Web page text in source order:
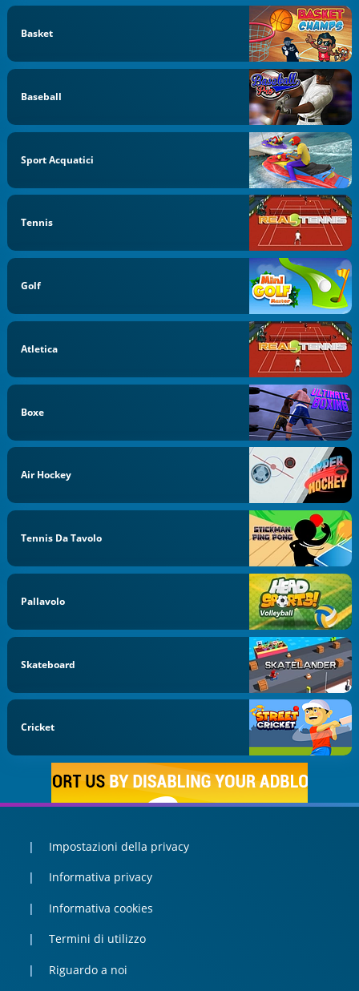
Basket
Baseball
Sport Acquatici
Tennis
Golf
Atletica
Boxe
Air Hockey
Tennis Da Tavolo
Pallavolo
Skateboard
Cricket
Impostazioni della privacy
Informativa privacy
Informativa cookies
Termini di utilizzo
Riguardo a noi